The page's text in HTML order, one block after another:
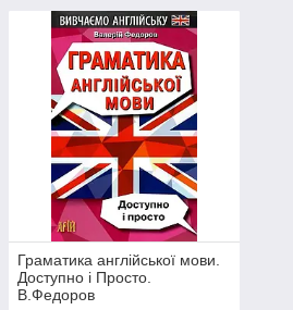
Граматика англійської мови.
Доступно і Просто.
В.Федоров